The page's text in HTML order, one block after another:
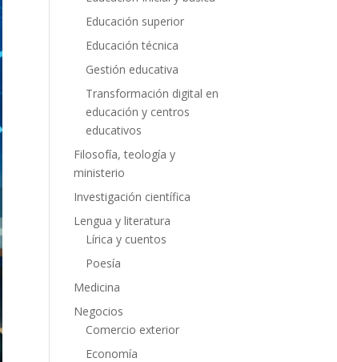
Educación superior
Educación técnica
Gestión educativa
Transformación digital en
educación y centros
educativos
Filosofía, teología y
ministerio
Investigación científica
Lengua y literatura
Lírica y cuentos
Poesía
Medicina
Negocios
Comercio exterior
Economía